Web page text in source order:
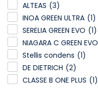
ALTEAS (3)
INOA GREEN ULTRA (1)
SERELIA GREEN EVO (1)
NIAGARA C GREEN EVO
Stellis condens (1)
DE DIETRICH (2)
CLASSE B ONE PLUS (1)